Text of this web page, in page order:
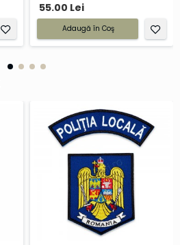
55.00 Lei
Adaugă în Coş